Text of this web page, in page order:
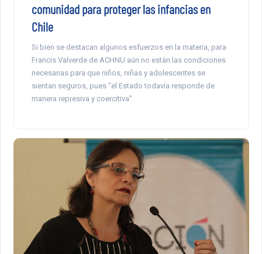
comunidad para proteger las infancias en
Chile
Si bien se destacan algunos esfuerzos en la materia, para
Francis Valverde de ACHNU aún no están las condiciones
necesarias para que niños, niñas y adolescentes se
sientan seguros, pues “el Estado todavía responde de
manera represiva y coercitiva”.